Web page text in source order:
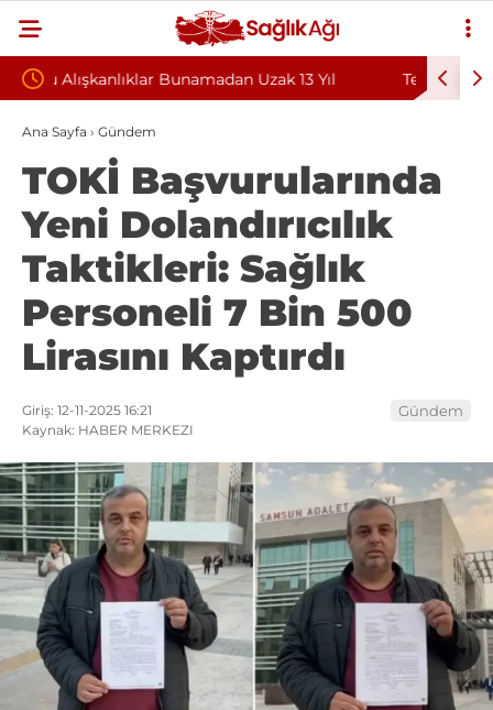
Uzak 13 Yıl Teşvik Ek Ödemede Düzenleme Yolda:
Hastaneleri Genel Müdürü’ne İletti
Ana Sayfa › Gündem
TOKİ Başvurularında
Yeni Dolandırıcılık
Taktikleri: Sağlık
Personeli 7 Bin 500
Lirasını Kaptırdı
Giriş: 12-11-2025 16:21
Kaynak: HABER MERKEZI
Gündem